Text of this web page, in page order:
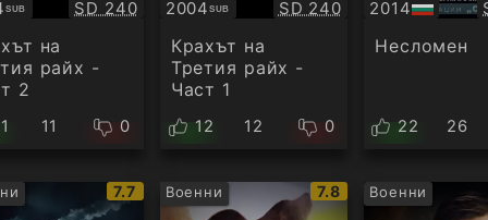
SUB Качество:
SD 240
на
райх -
2
11 0
2004SUB
Субтитри Качество:
SD 240
Крахът на
Третия райх -
Част 1
12 12 0
2014
БГ
аудио
Несломен
22 26
IMDb
рейтинг:
7.7 Военни
IMDb
рейтинг:
7.8 Военни